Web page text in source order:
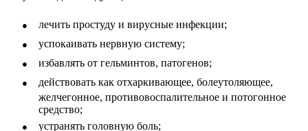
● лечить простуду и вирусные инфекции;
● успокаивать нервную систему;
● избавлять от гельминтов, патогенов;
●
действовать как отхаркивающее, болеутоляющее,
желчегонное, противовоспалительное и потогонное
средство;
● устранять головную боль;